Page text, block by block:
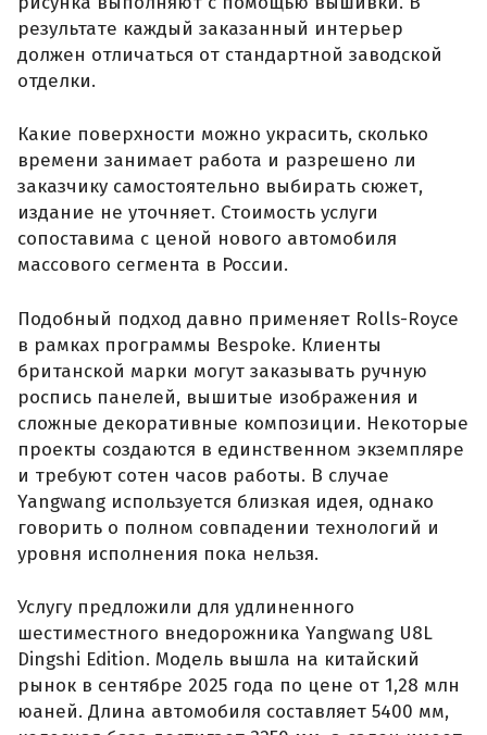
результате каждый заказанный интерьер
должен отличаться от стандартной заводской
отделки.
Какие поверхности можно украсить, сколько
времени занимает работа и разрешено ли
заказчику самостоятельно выбирать сюжет,
издание не уточняет. Стоимость услуги
сопоставима с ценой нового автомобиля
массового сегмента в России.
Подобный подход давно применяет Rolls-Royce
в рамках программы Bespoke. Клиенты
британской марки могут заказывать ручную
роспись панелей, вышитые изображения и
сложные декоративные композиции. Некоторые
проекты создаются в единственном экземпляре
и требуют сотен часов работы. В случае
Yangwang используется близкая идея, однако
говорить о полном совпадении технологий и
уровня исполнения пока нельзя.
Услугу предложили для удлиненного
шестиместного внедорожника Yangwang U8L
Dingshi Edition. Модель вышла на китайский
рынок в сентябре 2025 года по цене от 1,28 млн
юаней. Длина автомобиля составляет 5400 мм,